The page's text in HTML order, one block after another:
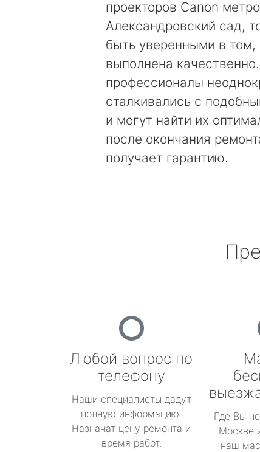
проекторов Canon метро
Александровский сад,
быть уверенными в том,
выполнена
профессионалы
сталкивались с
и могут найти их
после окончания
получает гарантию.
Любой вопрос по
телефону
Наши специалисты дадут
полную информацию.
Назначат цену ремонта и
время работ.
Где Вы
Москве
наш